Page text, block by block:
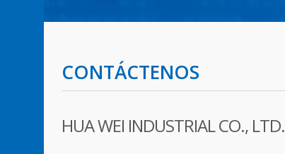
CONTÁCTENOS
HUA WEI INDUSTRIAL CO., LTD.